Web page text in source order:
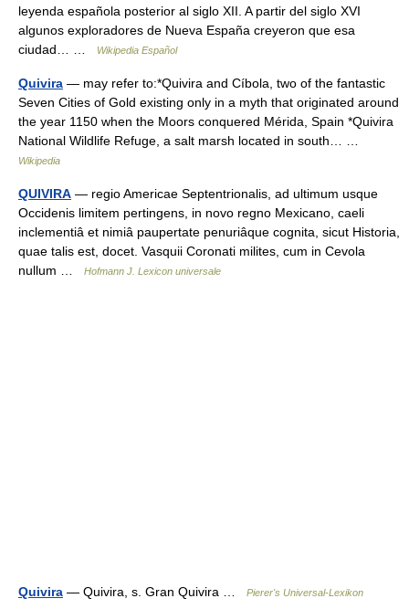
leyenda española posterior al siglo XII. A partir del siglo XVI
algunos exploradores de Nueva España creyeron que esa
ciudad… …
Wikipedia Español
Quivira — may refer to:*Quivira and Cíbola, two of the fantastic
Seven Cities of Gold existing only in a myth that originated around
the year 1150 when the Moors conquered Mérida, Spain *Quivira
National Wildlife Refuge, a salt marsh located in south… …
Wikipedia
QUIVIRA — regio Americae Septentrionalis, ad ultimum usque
Occidenis limitem pertingens, in novo regno Mexicano, caeli
inclementiâ et nimiâ paupertate penuriâque cognita, sicut Historia,
quae talis est, docet. Vasquii Coronati milites, cum in Cevola
nullum …
Hofmann J. Lexicon universale
Quivira — Quivira, s. Gran Quivira … Pierer's Universal-Lexikon